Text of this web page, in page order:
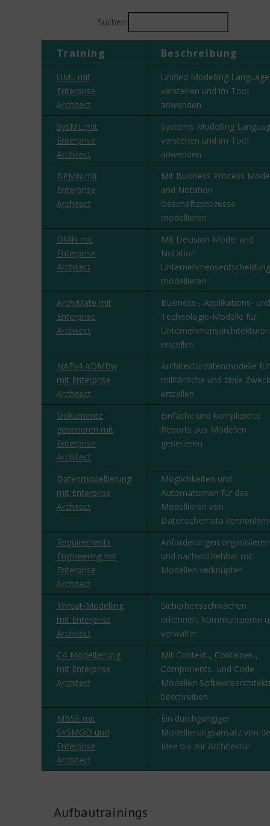
Suchen:
Training Beschreibung
UML mit
Enterprise
Architect
Unified Modelling Language
verstehen und im Tool
anwenden
SysML mit
Enterprise
Architect
Systems Modelling
verstehen und im Tool
anwenden
BPMN mit
Enterprise
Architect
Mit Business Process
and Notation
Geschäftsprozesse
modellieren
DMN mit
Enterprise
Architect
Mit Decision Model and
Notation
modellieren
ArchiMate mit
Enterprise
Architect
Business-, Applikations- und
Technologie-Modelle für
Unternehmensarchitekturen
erstellen
NAFv4 ADMBw
mit Enterprise
Architect
Architekturdatenmodelle für
militärische und zivile
erstellen
Dokumente
generieren mit
Enterprise
Architect
Einfache und komplizierte
Reports aus Modellen
generieren
Datenmodellierung
mit Enterprise
Architect
Möglichkeiten und
Automatismen für das
Modellieren von
Datenschemata
Requirements
Engineering mit
Enterprise
Architect
Anforderungen organisieren
und nachvollziehbar mit
Modellen verknüpfen
Threat-Modelling
mit Enterprise
Architect
Sicherheitsschwächen
erkennen, kommunizieren
verwalten
C4-Modellierung
mit Enterprise
Architect
Mit Context-, Container-,
Components- und Code-
Modellen
beschreiben
MBSE mit
SYSMOD und
Enterprise
Architect
Ein durchgängiger
Modellierungsansatz von
Idee bis zur Architektur
Aufbautrainings